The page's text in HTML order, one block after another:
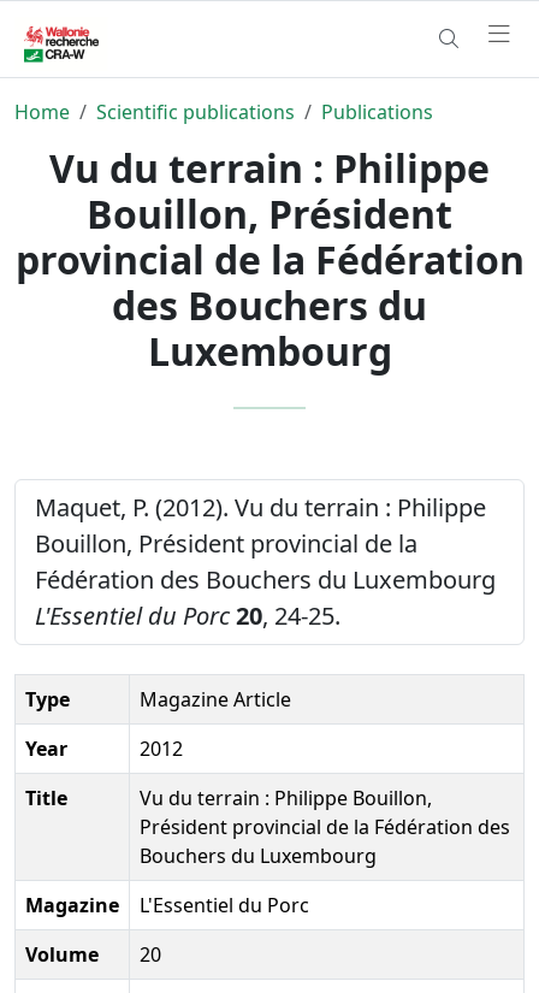
Home Scientific publications Publications
Vu du terrain : Philippe
Bouillon, Président
provincial de la Fédération
des Bouchers du
Luxembourg
Maquet, P. (2012). Vu du terrain : Philippe
Bouillon, Président provincial de la
Fédération des Bouchers du Luxembourg
L'Essentiel du Porc20, 24-25.
Type
Magazine Article
Year
2012
Title
Vu du terrain : Philippe Bouillon,
Président provincial de la Fédération des
Bouchers du Luxembourg
Magazine
L'Essentiel du Porc
Volume
20